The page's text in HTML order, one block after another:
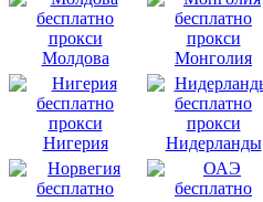
Молдова Монголия
Нигерия Нидерланды